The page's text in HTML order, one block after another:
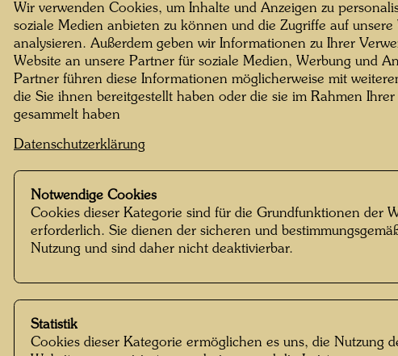
Kommentar zum
Wir verwenden Cookies, um Inhalte und Anzeigen zu
soziale Medien anbieten zu können und die Zugriffe auf unsere
analysieren. Außerdem geben wir Informationen zu Ihrer
Website an unsere Partner für soziale Medien, Werbung und
Partner führen diese Informationen möglicherweise mit
die Sie ihnen bereitgestellt haben oder die sie im Rahmen
gesammelt haben
Datenschutzerklärung
Notwendige Cookies
Cookies dieser Kategorie sind für die Grundfunktionen der
erforderlich. Sie dienen der sicheren und
Nutzung und sind daher nicht deaktivierbar.
Statistik
Cookies dieser Kategorie ermöglichen es uns, die Nutzung